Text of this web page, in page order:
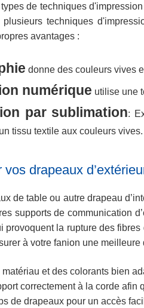
de techniques
plusieurs techniques
avantages :
donne des couleurs vives
numérique utilise une
par sublimation:
tissu textile aux couleurs vives.
vos drapeaux
de table ou autre drapeau
supports de communication
provoquent la rupture des
à votre fanion une meilleure
et des colorants bien
correctement à la corde
de drapeaux pour un accès